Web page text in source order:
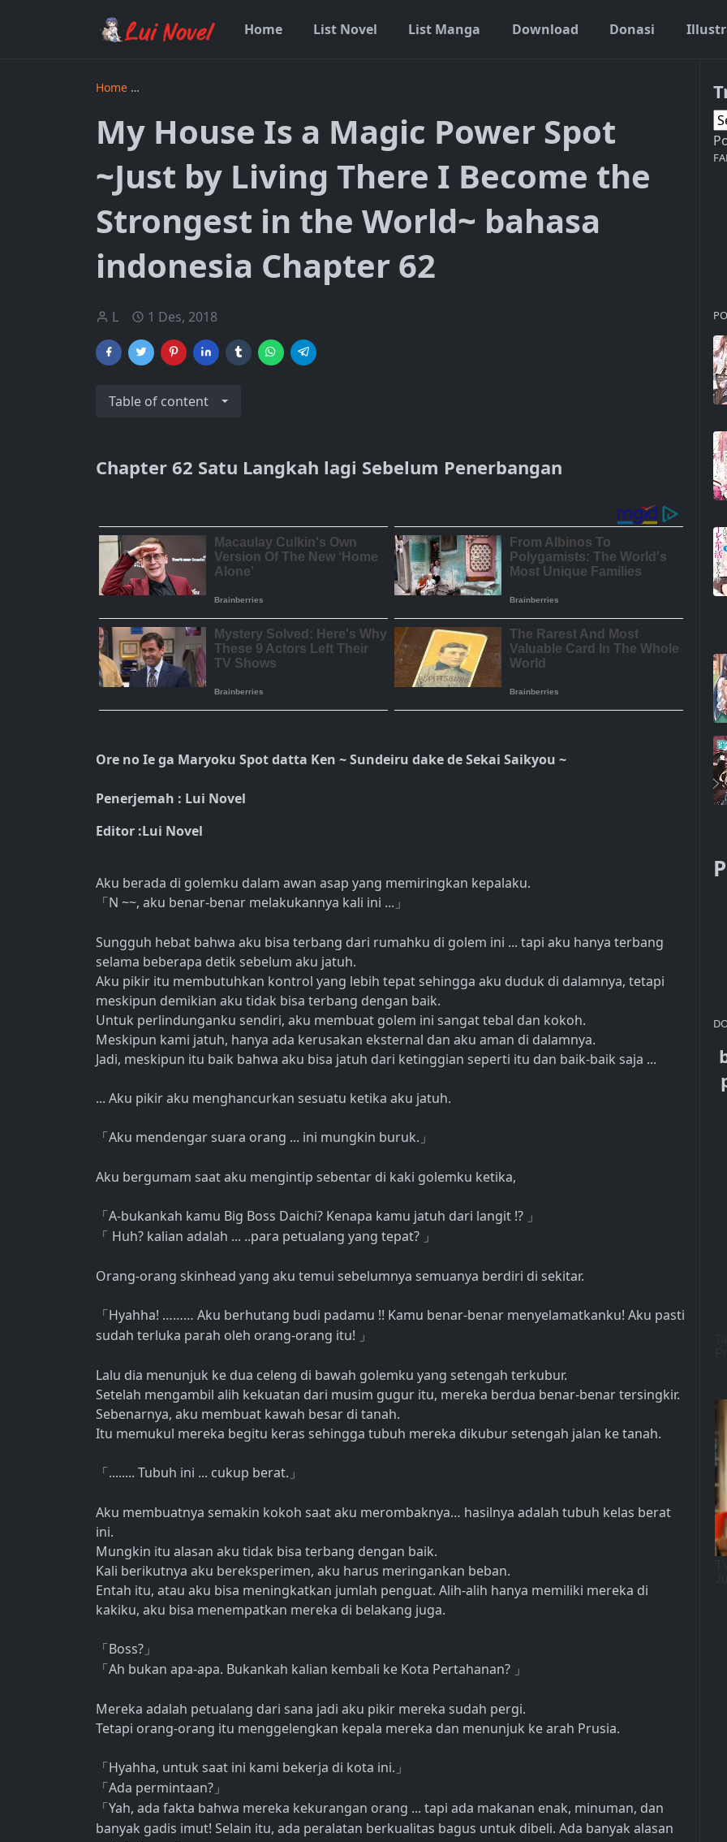
Home List Novel List Manga Download Donasi
Home My House Is a Magic Power Spot ~Just by Living There I Become the Strongest in the World~ bahasa
My House Is a Magic Power Spot
~Just by Living There I Become the
Strongest in the World~ bahasa
indonesia Chapter 62
L 1 Des, 2018
Table of content
Chapter 62 Satu Langkah lagi Sebelum Penerbangan
Ore no Ie ga Maryoku Spot datta Ken ~ Sundeiru dake de Sekai Saikyou ~
Penerjemah : Lui Novel
Editor :Lui Novel
Aku berada di golemku dalam awan asap yang memiringkan kepalaku.
「 N ~~, aku benar-benar melakukannya kali ini ... 」
Sungguh hebat bahwa aku bisa terbang dari rumahku di golem ini ... tapi aku hanya terbang
selama beberapa detik sebelum aku jatuh.
Aku pikir itu membutuhkan kontrol yang lebih tepat sehingga aku duduk di dalamnya, tetapi
meskipun demikian aku tidak bisa terbang dengan baik.
Untuk perlindunganku sendiri, aku membuat golem ini sangat tebal dan kokoh.
Meskipun kami jatuh, hanya ada kerusakan eksternal dan aku aman di dalamnya.
Jadi, meskipun itu baik bahwa aku bisa jatuh dari ketinggian seperti itu dan baik-baik saja ...
... Aku pikir aku menghancurkan sesuatu ketika aku jatuh.
「 Aku mendengar suara orang ... ini mungkin buruk. 」
Aku bergumam saat aku mengintip sebentar di kaki golemku ketika,
「 A-bukankah kamu Big Boss Daichi? Kenapa kamu jatuh dari langit !? 」
「
Huh? kalian adalah ... ..para petualang yang tepat? 」
Orang-orang skinhead yang aku temui sebelumnya semuanya berdiri di sekitar.
「 Hyahha! ……… Aku berhutang budi padamu !! Kamu benar-benar menyelamatkanku! Aku pasti
sudah terluka parah oleh orang-orang itu!
」
Lalu dia menunjuk ke dua celeng di bawah golemku yang setengah terkubur.
Setelah mengambil alih kekuatan dari musim gugur itu, mereka berdua benar-benar tersingkir.
Sebenarnya, aku membuat kawah besar di tanah.
Itu memukul mereka begitu keras sehingga tubuh mereka dikubur setengah jalan ke tanah.
「 ........ Tubuh ini ... cukup berat. 」
Aku membuatnya semakin kokoh saat aku merombaknya… hasilnya adalah tubuh kelas berat
ini.
Mungkin itu alasan aku tidak bisa terbang dengan baik.
Kali berikutnya aku bereksperimen, aku harus meringankan beban.
Entah itu, atau aku bisa meningkatkan jumlah penguat. Alih-alih hanya memiliki mereka di
kakiku, aku bisa menempatkan mereka di belakang juga.
「 Boss? 」
「 Ah bukan apa-apa. Bukankah kalian kembali ke Kota Pertahanan? 」
Mereka adalah petualang dari sana jadi aku pikir mereka sudah pergi.
Tetapi orang-orang itu menggelengkan kepala mereka dan menunjuk ke arah Prusia.
「 Hyahha, untuk saat ini kami bekerja di kota ini. 」
「 Ada permintaan? 」
「 Yah, ada fakta bahwa mereka kekurangan orang ... tapi ada makanan enak, minuman, dan
banyak gadis imut! Selain itu, ada peralatan berkualitas bagus untuk dibeli. Ada banyak alasan